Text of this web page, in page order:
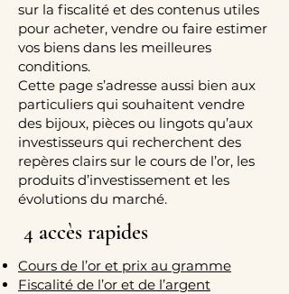
sur la fiscalité et des contenus utiles
pour acheter, vendre ou faire estimer
vos biens dans les meilleures
conditions.
Cette page s’adresse aussi bien aux
particuliers qui souhaitent vendre
des bijoux, pièces ou lingots qu’aux
investisseurs qui recherchent des
repères clairs sur le cours de l’or, les
produits d’investissement et les
évolutions du marché.
4 accès rapides
Cours de l’or et prix au gramme
Fiscalité de l’or et de l’argent